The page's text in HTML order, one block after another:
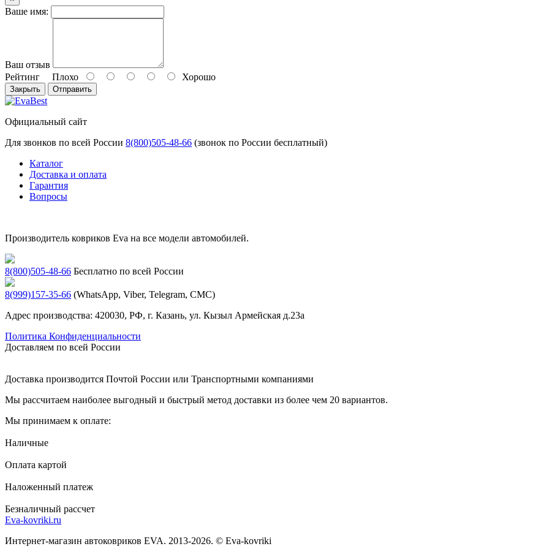
Ваше имя:
Ваш отзыв
Рейтинг Плохо Хорошо
Закрыть Отправить
Официальный сайт
Для звонков по всей России 8(800)505-48-66 (звонок по России бесплатный)
Каталог
Доставка и оплата
Гарантия
Вопросы
Производитель ковриков Eva на все модели автомобилей.
8(800)505-48-66 Бесплатно по всей России
8(999)157-35-66 (WhatsApp, Viber, Telegram, СМС)
Адрес производства: 420030, РФ, г. Казань, ул. Кызыл Армейская д.23а
Политика Конфиденциальности
Доставляем по всей России
Доставка производится Почтой России или Транспортными компаниями
Мы рассчитаем наиболее выгодный и быстрый метод доставки из более чем 20 вариантов.
Мы принимаем к оплате:
Наличные
Оплата картой
Наложенный платеж
Безналичный рассчет
Eva-kovriki.ru
Интернет-магазин автоковриков EVA. 2013-2026. © Eva-kovriki